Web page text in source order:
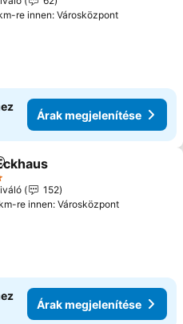
re innen: Városközpont
Árak megjelenítése
a kedvencekhez
152
re innen: Városközpont
Árak megjelenítése